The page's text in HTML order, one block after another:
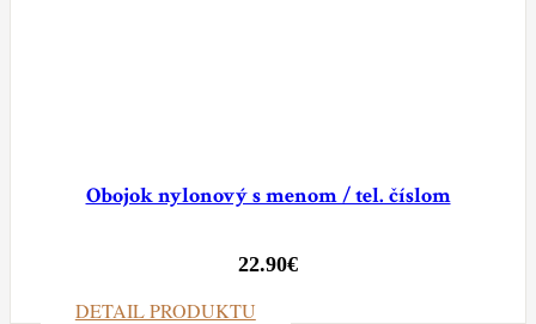
Obojok nylonový s menom / tel. číslom
22.90€
DETAIL PRODUKTU